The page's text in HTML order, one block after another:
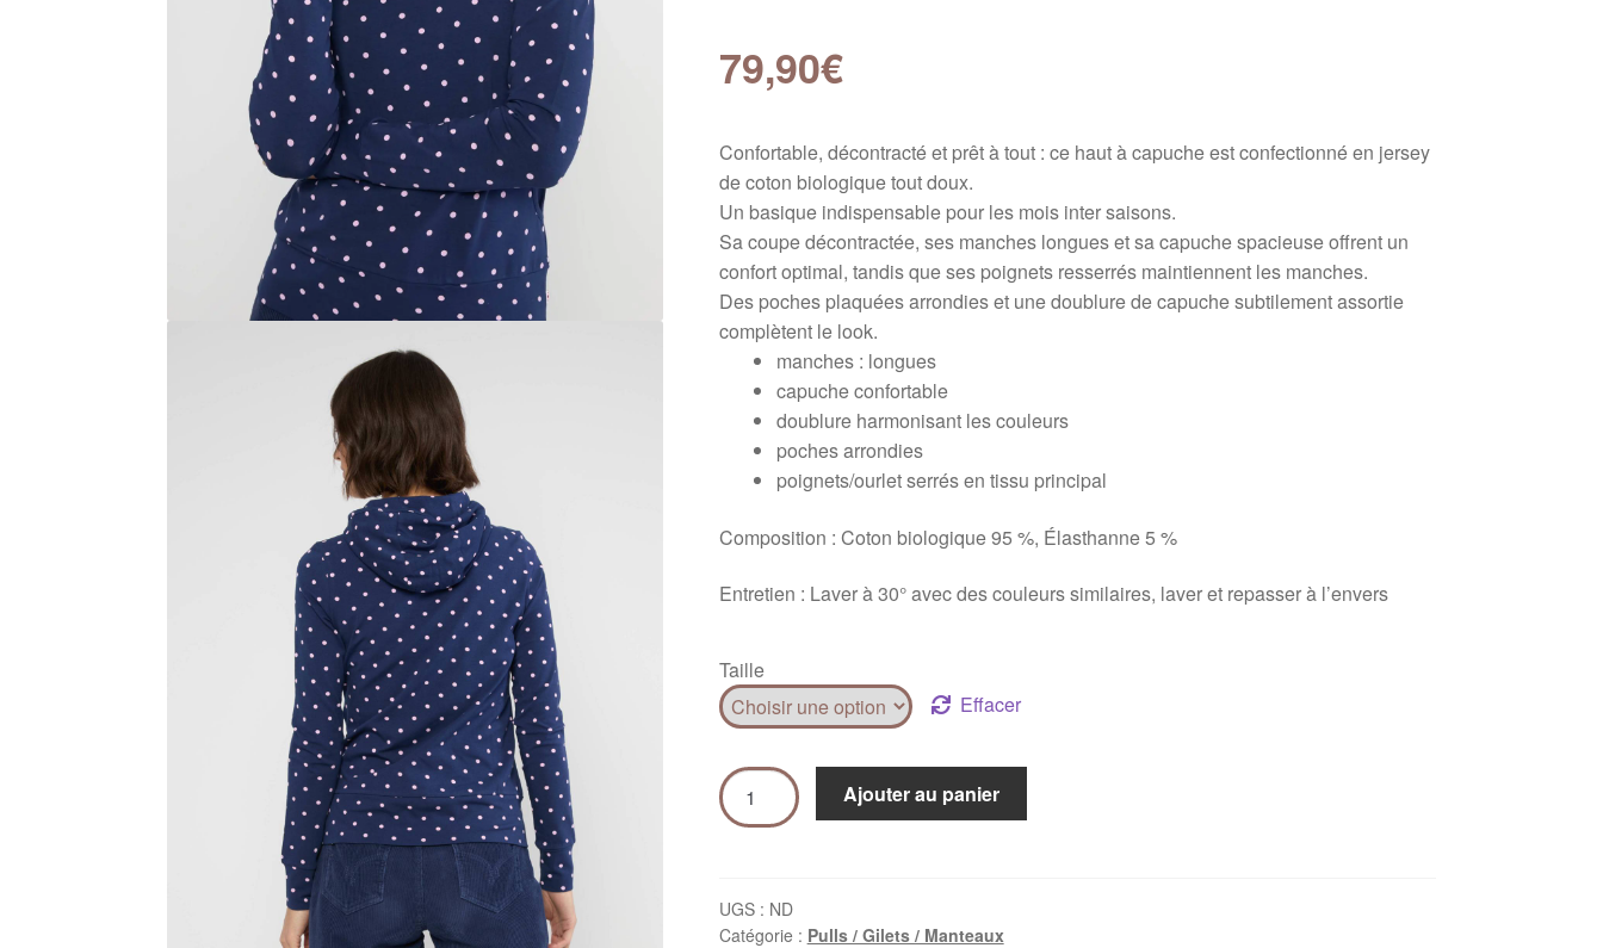
79,90€
Confortable, décontracté et prêt à tout : ce haut à capuche est confectionné en jersey
de coton biologique tout doux.
Un basique indispensable pour les mois inter saisons.
Sa coupe décontractée, ses manches longues et sa capuche spacieuse offrent un
confort optimal, tandis que ses poignets resserrés maintiennent les manches.
Des poches plaquées arrondies et une doublure de capuche subtilement assortie
complètent le look.
manches : longues
capuche confortable
doublure harmonisant les couleurs
poches arrondies
poignets/ourlet serrés en tissu principal
Composition : Coton biologique 95 %, Élasthanne 5 %
Entretien : Laver à 30° avec des couleurs similaires, laver et repasser à l’envers
Taille
Effacer
Ajouter au panier
UGS : ND
Catégorie : Pulls / Gilets / Manteaux